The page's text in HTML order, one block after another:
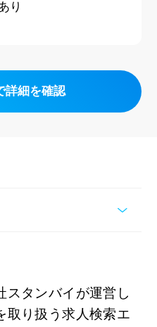
り
詳細を確認
スタンバイが運営し
取り扱う求人検索エ